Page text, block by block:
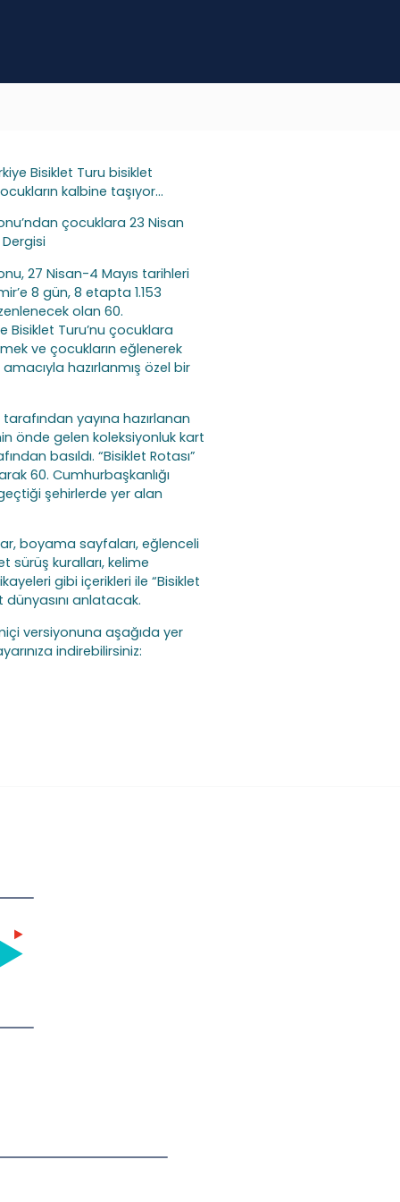
Bisiklet Turu bisiklet
kalbine taşıyor…
çocuklara 23 Nisan
27 Nisan-4 Mayıs tarihleri
8 gün, 8 etapta 1.153
olan 60.
Bisiklet Turu’nu çocuklara
ve çocukların eğlenerek
hazırlanmış özel bir
yayına hazırlanan
önde gelen koleksiyonluk kart
basıldı. “Bisiklet Rotası”
60. Cumhurbaşkanlığı
şehirlerde yer alan
boyama sayfaları, eğlenceli
sürüş kuralları, kelime
gibi içerikleri ile “Bisiklet
dünyasını anlatacak.
versiyonuna aşağıda yer
indirebilirsiniz: